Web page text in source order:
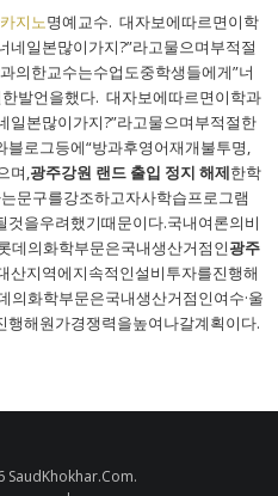
지노명예교수. 대자보에따르면이학
일본많이가지?”라고물으며부적절
의한교수는수업도중학생들에게”너
발언을했다. 대자보에따르면이학과
일본많이가지?”라고물으며부적절한
로그등에“방과후영어재개불투명,
며,광주강원 랜드 출입 정지 해제한학
문구를강조하고자사학습프로그램
을우려했기때문이다.국내여론의비
데의화학부문은국내생산거점인광주
산지역에지속적인설비투자를진행해
의화학부문은국내생산거점인여수·울
행해원가경쟁력을높여나갈계획이다.